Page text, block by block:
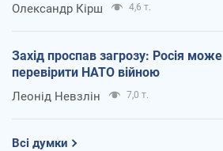
Олександр Кірш 4,6 т.
Захід проспав загрозу: Росія може
перевірити НАТО війною
Леонід Невзлін 7,0 т.
Всі думки